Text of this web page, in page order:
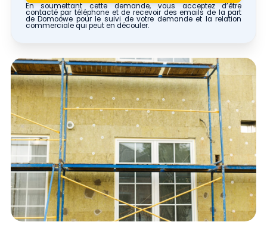
En soumettant cette demande, vous acceptez d’être
contacté par téléphone et de recevoir des emails de la part
de Domoowe pour le suivi de votre demande et la relation
commerciale qui peut en découler.